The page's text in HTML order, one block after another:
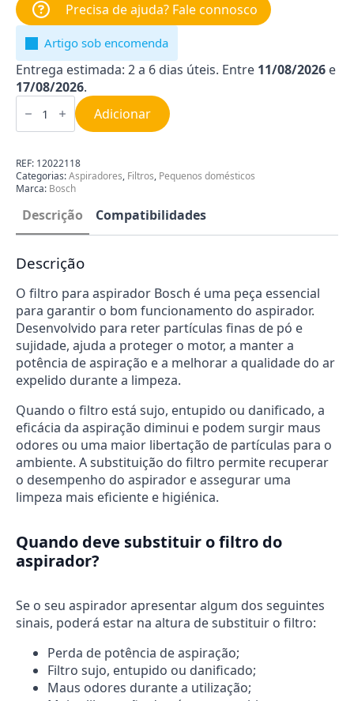
Precisa de ajuda? Fale connosco
Artigo sob encomenda
Entrega estimada: 2 a 6 dias úteis. Entre 11/08/2026 e
17/08/2026.
Quantidade
de
para
Bosch
12022118
Adicionar
REF: 12022118
Categorias:Aspiradores, Filtros, Pequenos domésticos
Marca: Bosch
Descrição Compatibilidades
Descrição
O filtro para aspirador Bosch é uma peça essencial
para garantir o bom funcionamento do aspirador.
Desenvolvido para reter partículas finas de pó e
sujidade, ajuda a proteger o motor, a manter a
potência de aspiração e a melhorar a qualidade do ar
expelido durante a limpeza.
Quando o filtro está sujo, entupido ou danificado, a
eficácia da aspiração diminui e podem surgir maus
odores ou uma maior libertação de partículas para o
ambiente. A substituição do filtro permite recuperar
o desempenho do aspirador e assegurar uma
limpeza mais eficiente e higiénica.
Quando deve substituir o filtro do
aspirador?
Se o seu aspirador apresentar algum dos seguintes
sinais, poderá estar na altura de substituir o filtro:
Perda de potência de aspiração;
Filtro sujo, entupido ou danificado;
Maus odores durante a utilização;